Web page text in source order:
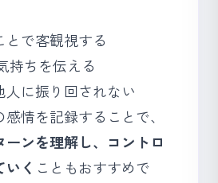
とで客観視する
持ちを伝える
人に振り回されない
情を記録することで、
ーンを理解し、コントロ
く こともおすすめで